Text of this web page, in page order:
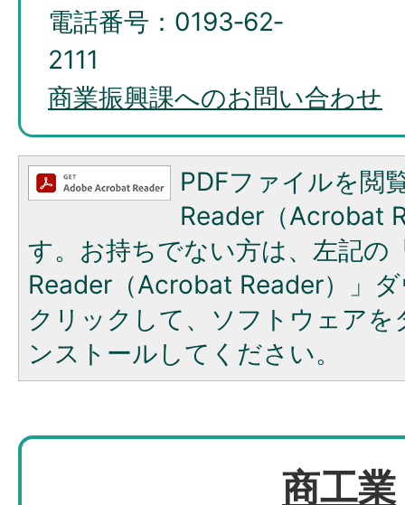
電話番号：0193‐62‐
商業振興課へのお問い合わせ
PDFファイルを閲
Reader（Acrobat
す。お持ちでない方は、左記の
Reader（Acrobat Reader）」
クリックして、ソフトウェア
ンストールしてください。
商工業